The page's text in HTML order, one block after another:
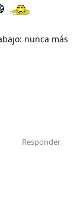
nunca más
Responder